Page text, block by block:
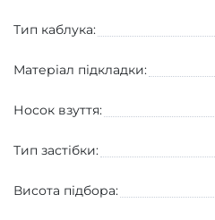
Тип каблука:
Матеріал підкладки:
Носок взуття:
Тип застібки:
Висота підбора: